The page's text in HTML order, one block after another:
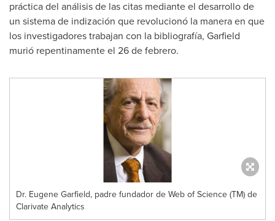
práctica del análisis de las citas mediante el desarrollo de
un sistema de indización que revolucionó la manera en que
los investigadores trabajan con la bibliografía, Garfield
murió repentinamente el 26 de febrero.
Dr. Eugene Garfield, padre fundador de Web of Science (TM) de
Clarivate Analytics